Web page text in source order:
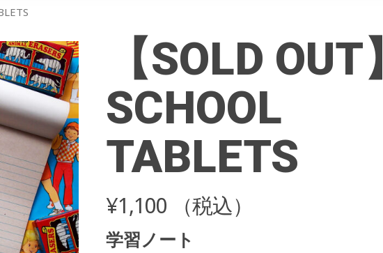
【SOLD OUT】
SCHOOL
TABLETS
¥1,100 （税込）
学習ノート